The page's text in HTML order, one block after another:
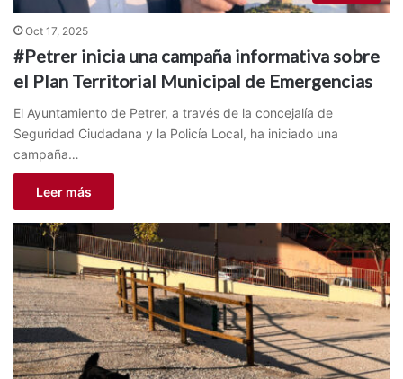
Oct 17, 2025
#Petrer inicia una campaña informativa sobre
el Plan Territorial Municipal de Emergencias
El Ayuntamiento de Petrer, a través de la concejalía de
Seguridad Ciudadana y la Policía Local, ha iniciado una
campaña…
Leer más